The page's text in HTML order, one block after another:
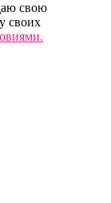
свою
своих